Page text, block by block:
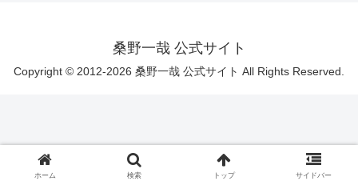
桑野一哉 公式サイト
Copyright © 2012-2026 桑野一哉 公式サイト All Rights Reserved.
ホーム 検索 トップ サイドバー